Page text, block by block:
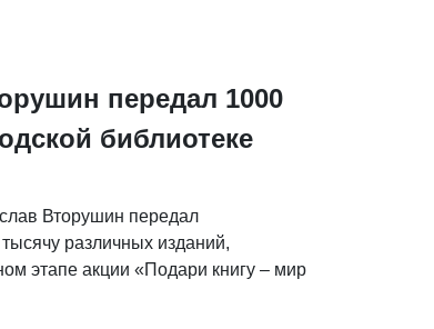
передал 1000
библиотеке
Вторушин передал
различных изданий,
этапе акции «Подари книгу – мир